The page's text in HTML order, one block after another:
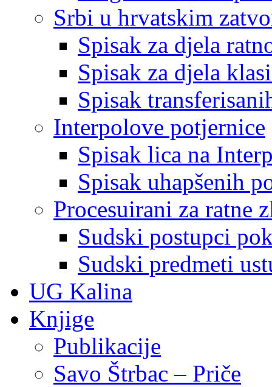
Srbi u hrvatskim
Spisak za djela
Spisak za djela
Spisak
Interpolove potjernice
Spisak lica na
Spisak uhapšenih
Procesuirani za ratne
Sudski postupci
Sudski predmeti
UG Kalina
Knjige
Publikacije
Savo Štrbac – Priče